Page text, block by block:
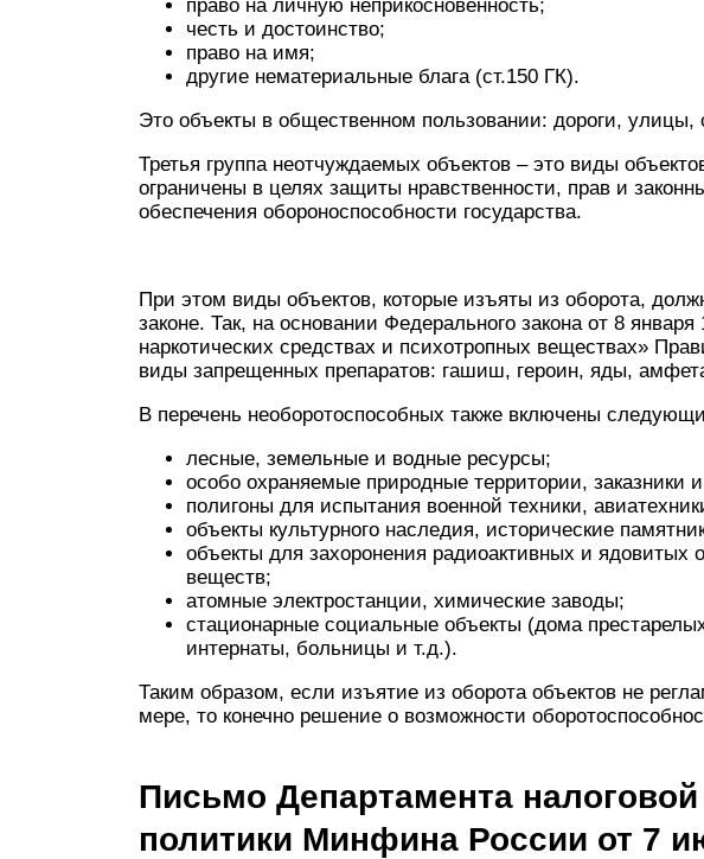
право на личную неприкосновенность;
честь и достоинство;
право на имя;
другие нематериальные блага (ст.150 ГК).
Это объекты в общественном пользовании: дороги, улицы,
Третья группа неотчуждаемых объектов – это виды
ограничены в целях защиты нравственности, прав и
обеспечения обороноспособности государства.
При этом виды объектов, которые изъяты из оборота,
законе. Так, на основании Федерального закона от 8
наркотических средствах и психотропных веществах»
виды запрещенных препаратов: гашиш, героин, яды,
В перечень необоротоспособных также включены
лесные, земельные и водные ресурсы;
особо охраняемые природные территории, заказники
полигоны для испытания военной техники,
объекты культурного наследия, исторические
объекты для захоронения радиоактивных и ядовитых
веществ;
атомные электростанции, химические заводы;
стационарные социальные объекты (дома
интернаты, больницы и т.д.).
Таким образом, если изъятие из оборота объектов не
мере, то конечно решение о возможности
Письмо Департамента
политики Минфина России от 7